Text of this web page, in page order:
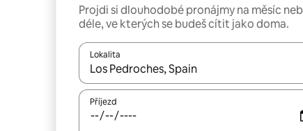
Projdi si dlouhodobé pronájmy na měsíc
déle, ve kterých se budeš cítit jako doma.
Lokalita
Až budou výsledky k dispozici, můžeš si je
Příjezd